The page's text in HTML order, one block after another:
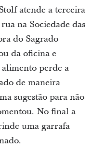
atende a terceira
na Sociedade das
do Sagrado
da oficina e
perde a
de maneira
sugestão para não
No final a
uma garrafa